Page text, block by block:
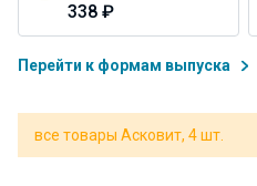
338 ₽
Перейти к формам выпуска
все товары Асковит, 4 шт.